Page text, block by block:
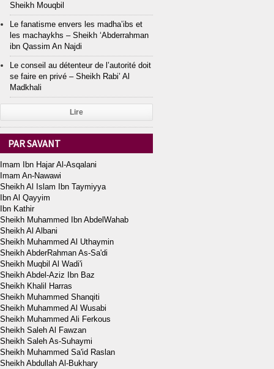
Sheikh Mouqbil
Le fanatisme envers les madha’ibs et
les machaykhs – Sheikh ‘Abderrahman
ibn Qassim An Najdi
Le conseil au détenteur de l’autorité doit
se faire en privé – Sheikh Rabi’ Al
Madkhali
Lire
PAR SAVANT
Imam Ibn Hajar Al-Asqalani
Imam An-Nawawi
Sheikh Al Islam Ibn Taymiyya
Ibn Al Qayyim
Ibn Kathir
Sheikh Muhammed Ibn AbdelWahab
Sheikh Al Albani
Sheikh Muhammed Al Uthaymin
Sheikh AbderRahman As-Sa'di
Sheikh Muqbil Al Wadi'i
Sheikh Abdel-Aziz Ibn Baz
Sheikh Khalil Harras
Sheikh Muhammed Shanqiti
Sheikh Muhammed Al Wusabi
Sheikh Muhammed Ali Ferkous
Sheikh Saleh Al Fawzan
Sheikh Saleh As-Suhaymi
Sheikh Muhammed Sa'id Raslan
Sheikh Abdullah Al-Bukhary